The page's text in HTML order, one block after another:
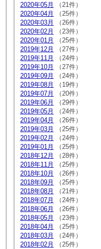
2020年05月
（21件）
2020年04月
（25件）
2020年03月
（26件）
2020年02月
（23件）
2020年01月
（25件）
2019年12月
（27件）
2019年11月
（24件）
2019年10月
（27件）
2019年09月
（24件）
2019年08月
（19件）
2019年07月
（20件）
2019年06月
（29件）
2019年05月
（24件）
2019年04月
（26件）
2019年03月
（25件）
2019年02月
（24件）
2019年01月
（25件）
2018年12月
（28件）
2018年11月
（25件）
2018年10月
（26件）
2018年09月
（25件）
2018年08月
（21件）
2018年07月
（24件）
2018年06月
（26件）
2018年05月
（23件）
2018年04月
（25件）
2018年03月
（24件）
2018年02月
（25件）